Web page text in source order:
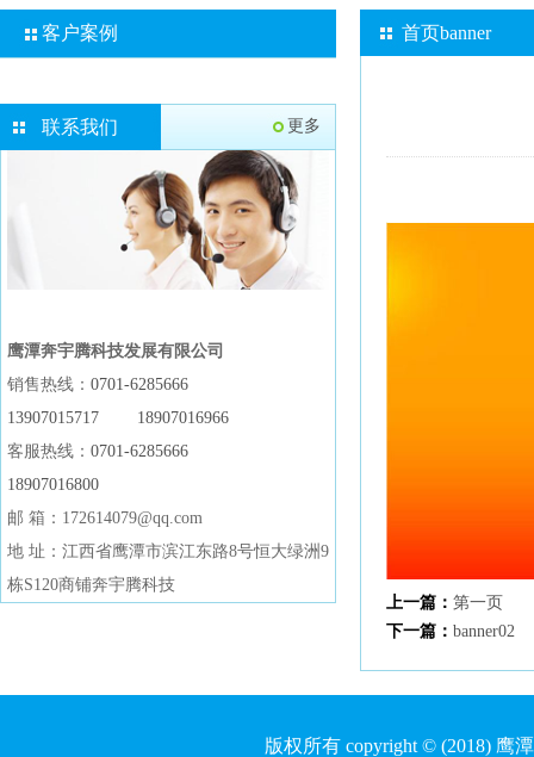
客户案例
联系我们 更多
鹰潭奔宇腾科技发展有限公司
销售热线： 0701-6285666
13907015717
18907016966
客服热线： 0701-6285666
18907016800
邮 箱：172614079@qq.com
地 址：江西省鹰潭市滨江东路8号恒大绿洲9
栋S120商铺奔宇腾科技
首页banner
上一篇： 第一页
下一篇： banner02
版权所有 copyright © (2018) 鹰